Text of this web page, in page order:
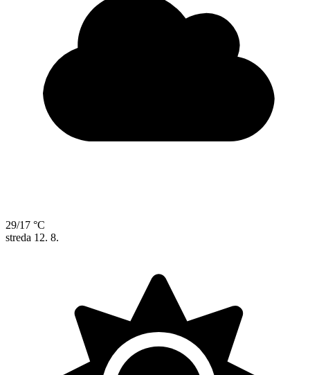
29/17 °C
streda 12. 8.